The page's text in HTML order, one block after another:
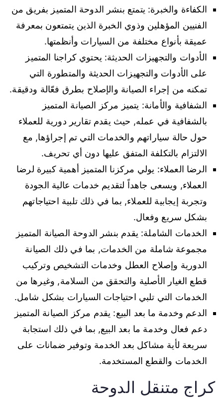
الكفاءة والخبرة: يتمتع بنشر الدوحة المتميز بفريق من
الفنيين المؤهلين وذوي الخبرة الذين يتمتعون بمعرفة
عميقة بأنواع مختلفة من السيارات وأنظمتها.
الأدوات والتجهيزات الحديثة: يحتوي كراجنا المتميز
على الأدوات والتجهيزات الحديثة والمتطورة التي
تمكنه من إجراء الصيانة والإصلاح بطرق فعّالة ودقيقة.
الشفافية والأمانة: يتميز مركز الصيانة المتميز
بالشفافية في عمله, حيث يقدم تقارير دورية للعملاء
حول حالة سياراتهم والخدمات التي تم إجراؤها, مع
الالتزام بالتكلفة المتفق عليها دون أي تحريف.
الرضا العملاء: يولي مركزنا المتميز أهمية كبيرة لرضا
العملاء, ويسعى جاهداً لتقديم خدمات عالية الجودة
وتجربة إيجابية للعملاء, بما في ذلك تلبية احتياجاتهم
بشكل سريع وفعال.
الخدمات الشاملة: يقدم بنشر الدوحة الصيانة المتميز
مجموعة شاملة من الخدمات, بما في ذلك الصيانة
الدورية وإصلاح العطل وخدمات التشخيص وتركيب
قطع الغيار الأصلية والتحقق من السلامة, وغيرها من
الخدمات التي تلبي احتياجات السيارات بشكل شامل.
الدعم وخدمة ما بعد البيع: يقدم مركز الصيانة المتميز
دعم فعال وخدمة ما بعد البيع, بما في ذلك استجابة
سريعة لأية مشاكل بعد الخدمة وتوفير ضمانات على
الخدمات والقطع المستخدمة.
كراج متنقل الدوحة